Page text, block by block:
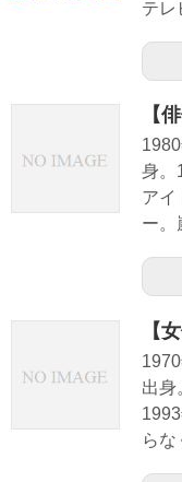
テレ
【
身。
アイ
ー。
【
出身
らな